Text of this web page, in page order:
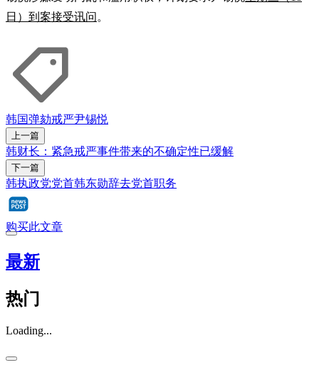
日）到案接受讯问。
韩国弹劾戒严尹锡悦
上一篇
韩财长：紧急戒严事件带来的不确定性已缓解
下一篇
韩执政党党首韩东勋辞去党首职务
购买此文章
最新
热门
Loading...